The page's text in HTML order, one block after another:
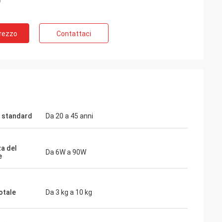
Cina
compressori
Contattaci
standard Da 20 a 45 anni
del
Da 6W a 90W
Da 3 kg a 10 kg